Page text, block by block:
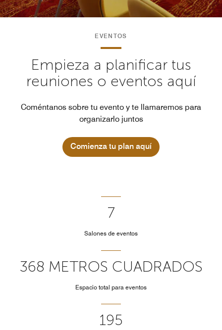
EVENTOS
Empieza a planificar tus
reuniones o eventos aquí
Coméntanos sobre tu evento y te llamaremos para
organizarlo juntos
Comienza tu plan aquí
7
Salones de eventos
368 METROS CUADRADOS
Espacio total para eventos
195